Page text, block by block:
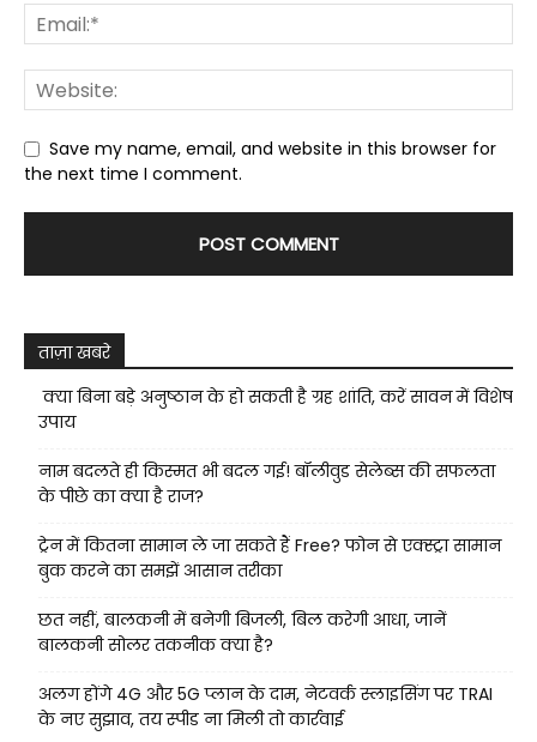
Save my name, email, and website in this browser for
the next time I comment.
ताज़ा खबरे
क्या बिना बड़े अनुष्ठान के हो सकती है ग्रह शांति, करें सावन में विशेष
उपाय
नाम बदलते ही किस्मत भी बदल गई! बॉलीवुड सेलेब्स की सफलता
के पीछे का क्या है राज?
ट्रेन में कितना सामान ले जा सकते हैं Free? फोन से एक्स्ट्रा सामान
बुक करने का समझें आसान तरीका
छत नहीं, बालकनी में बनेगी बिजली, बिल करेगी आधा, जानें
बालकनी सोलर तकनीक क्या है?
अलग होंगे 4G और 5G प्लान के दाम, नेटवर्क स्लाइसिंग पर TRAI
के नए सुझाव, तय स्पीड ना मिली तो कार्रवाई